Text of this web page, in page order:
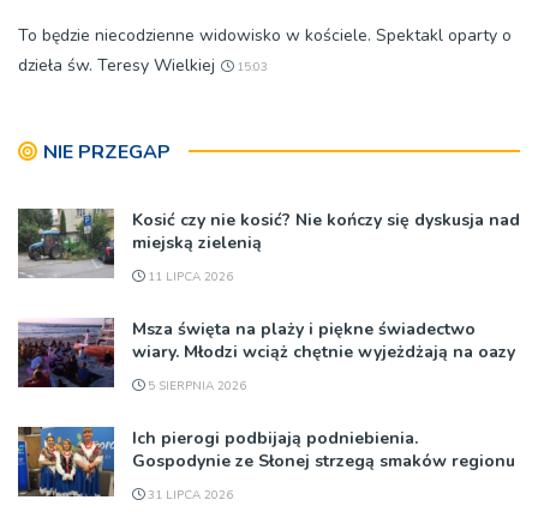
To będzie niecodzienne widowisko w kościele. Spektakl oparty o
dzieła św. Teresy Wielkiej
15:03
NIE PRZEGAP
Kosić czy nie kosić? Nie kończy się dyskusja nad
miejską zielenią
11 LIPCA 2026
Msza święta na plaży i piękne świadectwo
wiary. Młodzi wciąż chętnie wyjeżdżają na oazy
5 SIERPNIA 2026
Ich pierogi podbijają podniebienia.
Gospodynie ze Słonej strzegą smaków regionu
31 LIPCA 2026